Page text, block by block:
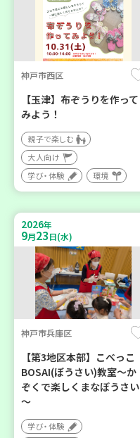
神戸市西区
【玉津】布ぞうりを作って
みよう！
親子で楽しむ
大人向け
学び・体験
環境
2026年
9月23日(水)
神戸市兵庫区
【第3地区本部】こべっこ
BOSAI(ぼうさい)教室～か
ぞくで楽しくまなぼうさい
～
学び・体験